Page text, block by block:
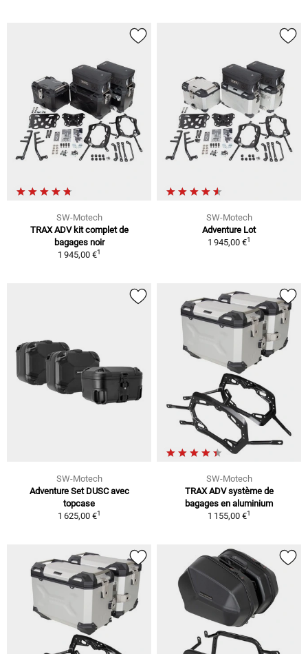
SW-Motech
TRAX ADV kit complet de
bagages noir
1 945,00 €1
SW-Motech
Adventure Lot
1 945,00 €1
SW-Motech
Adventure Set DUSC avec
topcase
1 625,00 €1
SW-Motech
TRAX ADV système de
bagages en aluminium
1 155,00 €1